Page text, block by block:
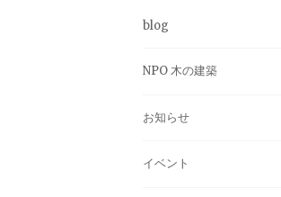
blog
NPO 木の建築
お知らせ
イベント